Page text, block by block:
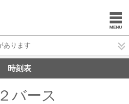
あります
時刻表
バース